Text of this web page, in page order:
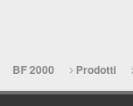
BF 2000 Prodotti